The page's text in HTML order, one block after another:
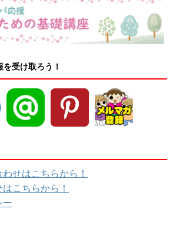
受け取ろう！
せはこちらから！
こちらから！
ー